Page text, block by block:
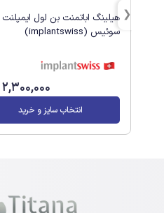
هیلینگ اباتمنت بن لول ایمپلنت
سوئیس (implantswiss)
2,300,000
انتخاب سایز و خرید